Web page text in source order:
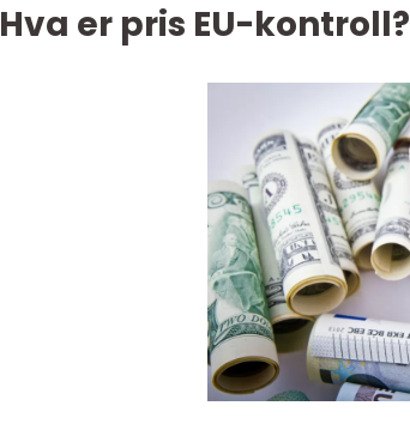
Hva er pris EU-kontroll?